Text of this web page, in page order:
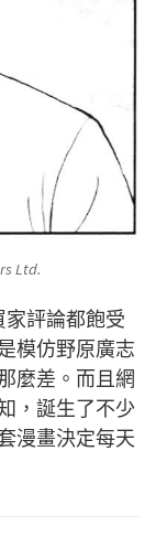
Ltd.
評論都飽受
模仿野原廣志
麼差。而且網
，誕生了不少
漫畫決定每天